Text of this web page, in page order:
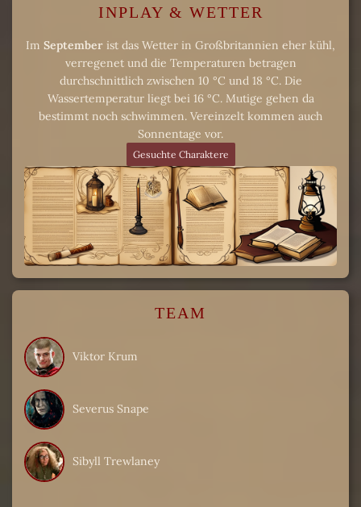
INPLAY & WETTER
Im September ist das Wetter in Großbritannien eher kühl,
verregenet und die Temperaturen betragen
durchschnittlich zwischen 10 °C und 18 °C. Die
Wassertemperatur liegt bei 16 °C. Mutige gehen da
bestimmt noch schwimmen. Vereinzelt kommen auch
Sonnentage vor.
Gesuchte Charaktere
TEAM
Viktor Krum
Severus Snape
Sibyll Trewlaney